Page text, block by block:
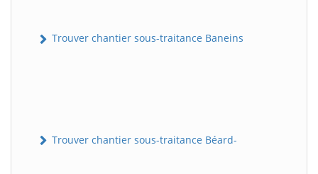
Trouver chantier sous-traitance Baneins
Trouver chantier sous-traitance Béard-